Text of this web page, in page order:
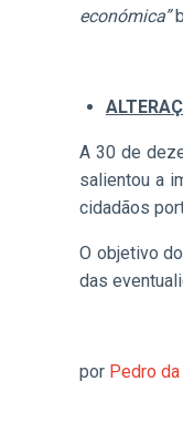
económica”
A 30 de
salientou a
cidadãos
O objetivo
das
por Pedro